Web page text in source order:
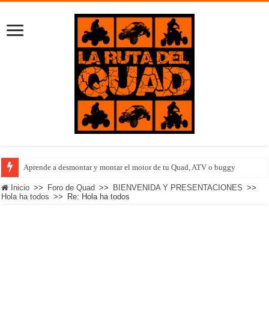
Aprende a desmontar y montar el motor de tu Quad, ATV o buggy
Inicio >> Foro de Quad >> BIENVENIDA Y PRESENTACIONES >>
Hola ha todos >> Re: Hola ha todos